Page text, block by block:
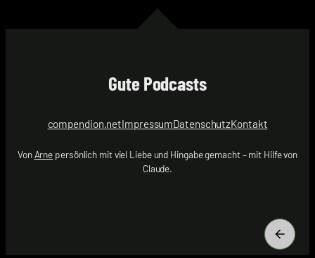
Gute Podcasts
compendion.netImpressumDatenschutzKontakt
Von Arne persönlich mit viel Liebe und Hingabe gemacht – mit Hilfe von
Claude.